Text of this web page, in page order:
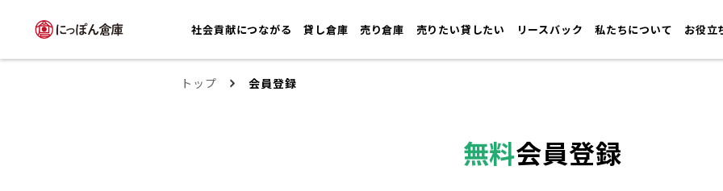
社会貢献につながる 貸し倉庫 売り倉庫 売りたい貸したい リースバック 私たちについて お役立
トップ 会員登録
無料会員登録